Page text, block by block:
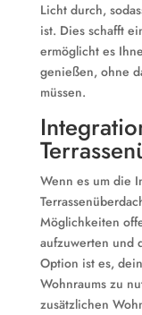
Licht durch,
ist. Dies schafft
ermöglicht es
genießen, ohne
müssen.
Wenn es um die
Möglichkeiten
aufzuwerten und
Option ist es,
Wohnraums zu
zusätzlichen